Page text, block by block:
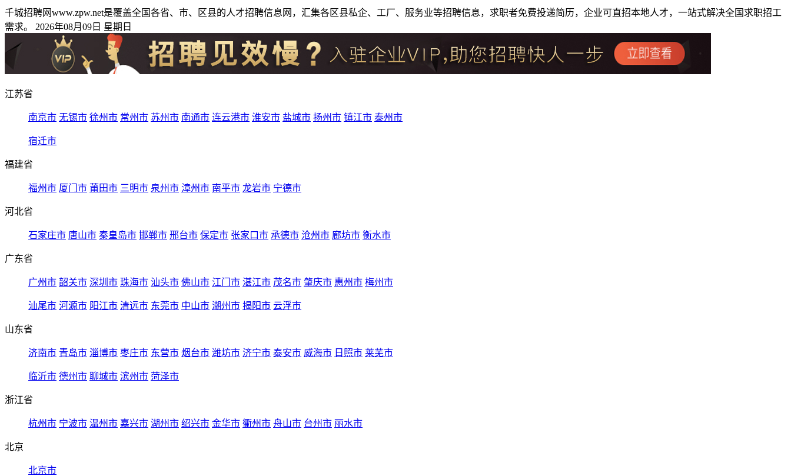
千城招聘网www.zpw.net是覆盖全国各省、市、区县的人才招聘信息网，汇集各区县私企、工厂、服务业等招聘信息，求职者免费投递简历，企业可直招本地人才，一站式解决全国求职招工
需求。 2026年08月09日 星期日
江苏省
南京市 无锡市 徐州市 常州市 苏州市 南通市 连云港市 淮安市 盐城市 扬州市 镇江市 泰州市
宿迁市
福建省
福州市 厦门市 莆田市 三明市 泉州市 漳州市 南平市 龙岩市 宁德市
河北省
石家庄市 唐山市 秦皇岛市 邯郸市 邢台市 保定市 张家口市 承德市 沧州市 廊坊市 衡水市
广东省
广州市 韶关市 深圳市 珠海市 汕头市 佛山市 江门市 湛江市 茂名市 肇庆市 惠州市 梅州市
汕尾市 河源市 阳江市 清远市 东莞市 中山市 潮州市 揭阳市 云浮市
山东省
济南市 青岛市 淄博市 枣庄市 东营市 烟台市 潍坊市 济宁市 泰安市 威海市 日照市 莱芜市
临沂市 德州市 聊城市 滨州市 菏泽市
浙江省
杭州市 宁波市 温州市 嘉兴市 湖州市 绍兴市 金华市 衢州市 舟山市 台州市 丽水市
北京
北京市